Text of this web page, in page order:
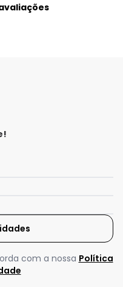
com a nossa Política